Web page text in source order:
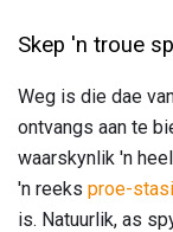
Skep 'n troue
Weg is die dae
ontvangs aan te
waarskynlik 'n
'n reeks proe-
is. Natuurlik, as